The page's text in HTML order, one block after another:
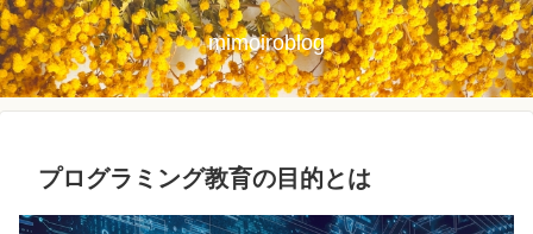
mimoiroblog
プログラミング教育の目的とは